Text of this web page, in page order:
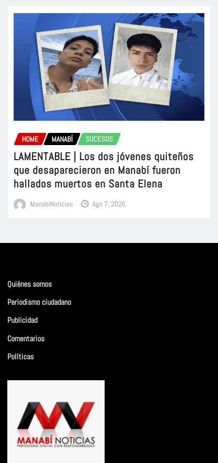
HOME MANABÍ SUCESOS
LAMENTABLE | Los dos jóvenes quiteños
que desaparecieron en Manabí fueron
hallados muertos en Santa Elena
ManabiNoticias Ago 7, 2026
Quiénes somos
Periodismo ciudadano
Publicidad
Comentarios
Políticas